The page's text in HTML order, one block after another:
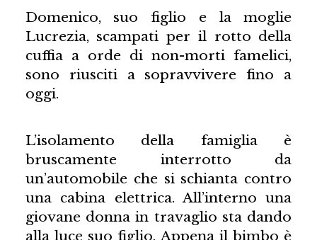
Domenico, suo figlio e la moglie
Lucrezia, scampati per il rotto della
cuffia a orde di non-morti famelici,
sono riusciti a sopravvivere fino a
oggi.
L’isolamento della famiglia è
bruscamente interrotto da
un’automobile che si schianta contro
una cabina elettrica. All’interno una
giovane donna in travaglio sta dando
alla luce suo figlio. Appena il bimbo è